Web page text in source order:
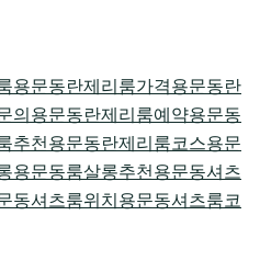
용문동란제리룸가격용문동란
의 용문동란제리룸예약용문동
추천 용문동란제리룸코스용문
용문동룸살롱추천 용문동셔츠
동셔츠룸위치 용문동셔츠룸코